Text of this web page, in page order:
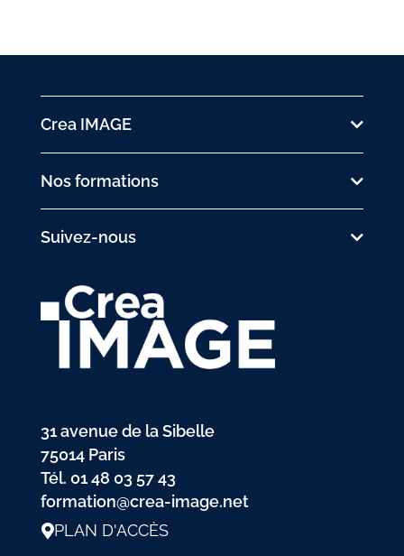
Crea IMAGE
Nos formations
Suivez-nous
31 avenue de la Sibelle
75014 Paris
Tél. 01 48 03 57 43
formation@crea-image.net
PLAN D'ACCÈS